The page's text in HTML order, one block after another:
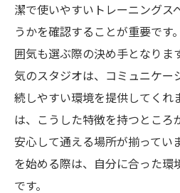
潔で使いやすいトレーニングス
うかを確認することが重要です
囲気も選ぶ際の決め手となりま
気のスタジオは、コミュニケー
続しやすい環境を提供してくれ
は、こうした特徴を持つところ
安心して通える場所が揃ってい
を始める際は、自分に合った環
です。